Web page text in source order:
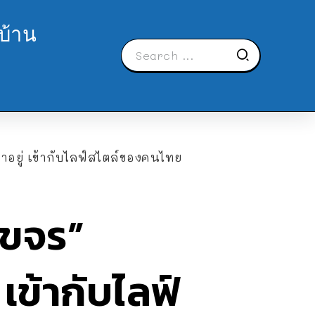
าน
ยู่ เข้ากับไลฟ์สไตล์ของคนไทย
จร”
ข้ากับไลฟ์